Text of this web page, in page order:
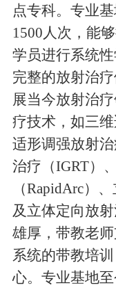
点专科。专业
1500人次，能
学员进行系统
完整的放射治
展当今放射治
疗技术，如三维
适形调强放射
治疗（IGRT）
（RapidArc）
及立体定向放
雄厚，带教老
系统的带教培
心。专业基地